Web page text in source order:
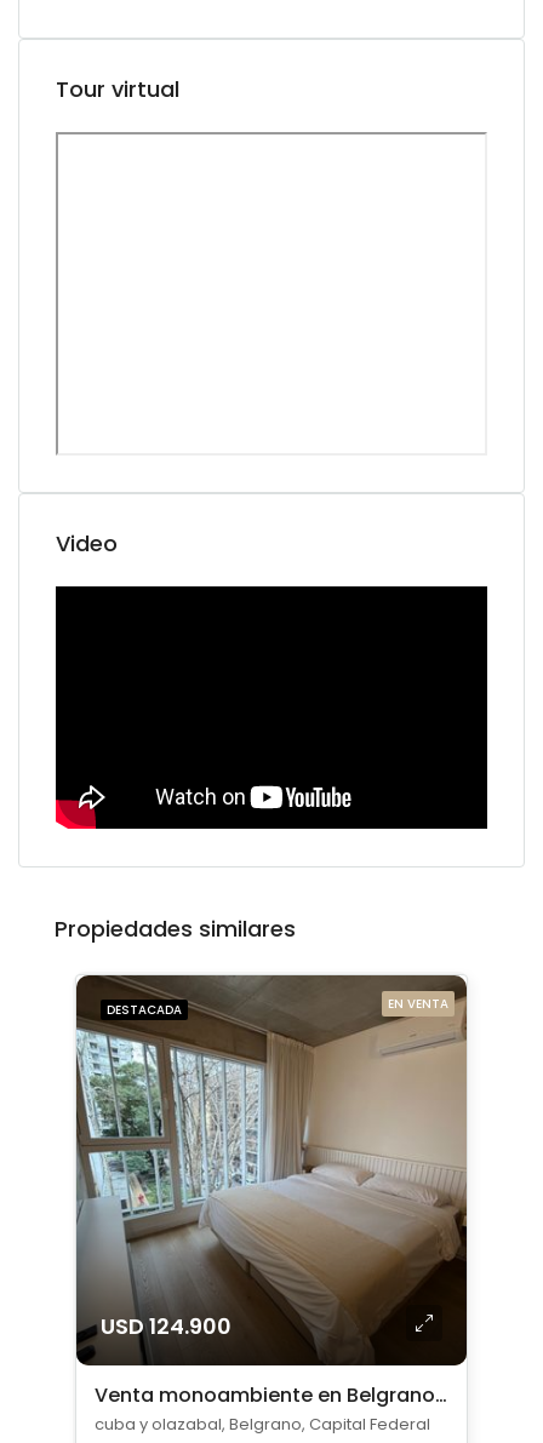
Tour virtual
Video
Propiedades similares
DESTACADA EN VENTA
USD 124.900
Venta monoambiente en Belgrano amoblado
cuba y olazabal, Belgrano, Capital Federal